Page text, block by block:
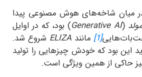
میان شاخه‌های هوش مصنوعی پیدا
(
Generative AI) بود، که در اوایل
[1] مانندELIZA شروع شد.
این بود که خودش چیزهایی را تولید
حاکی از همین ویژگی است.